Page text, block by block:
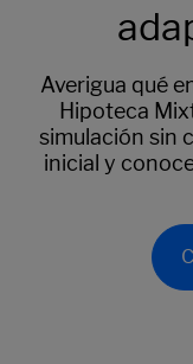
Averigua qué
Hipoteca
simulación sin
inicial y